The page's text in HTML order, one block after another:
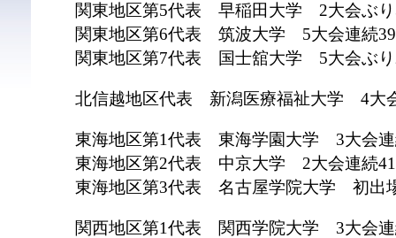
関東地区第5代表 早稲田大学 2大会ぶり
関東地区第6代表 筑波大学 5大会連続
関東地区第7代表 国士舘大学 5大会ぶり
北信越地区代表 新潟医療福祉大学 4大
東海地区第1代表 東海学園大学 3大会連
東海地区第2代表 中京大学 2大会連続
東海地区第3代表 名古屋学院大学 初出
関西地区第1代表 関西学院大学 3大会連